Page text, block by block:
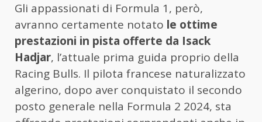
Gli appassionati di Formula 1, però,
avranno certamente notato le ottime
prestazioni in pista offerte da Isack
Hadjar, l’attuale prima guida proprio della
Racing Bulls. Il pilota francese naturalizzato
algerino, dopo aver conquistato il secondo
posto generale nella Formula 2 2024, sta